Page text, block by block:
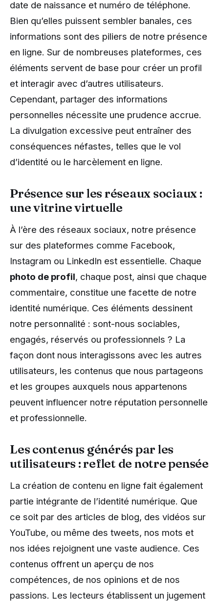
date de naissance et numéro de téléphone.
Bien qu’elles puissent sembler banales, ces
informations sont des piliers de notre présence
en ligne. Sur de nombreuses plateformes, ces
éléments servent de base pour créer un profil
et interagir avec d’autres utilisateurs.
Cependant, partager des informations
personnelles nécessite une prudence accrue.
La divulgation excessive peut entraîner des
conséquences néfastes, telles que le vol
d’identité ou le harcèlement en ligne.
Présence sur les réseaux sociaux :
une vitrine virtuelle
À l’ère des réseaux sociaux, notre présence
sur des plateformes comme Facebook,
Instagram ou LinkedIn est essentielle. Chaque
photo de profil, chaque post, ainsi que chaque
commentaire, constitue une facette de notre
identité numérique. Ces éléments dessinent
notre personnalité : sont-nous sociables,
engagés, réservés ou professionnels ? La
façon dont nous interagissons avec les autres
utilisateurs, les contenus que nous partageons
et les groupes auxquels nous appartenons
peuvent influencer notre réputation personnelle
et professionnelle.
Les contenus générés par les
utilisateurs : reflet de notre pensée
La création de contenu en ligne fait également
partie intégrante de l’identité numérique. Que
ce soit par des articles de blog, des vidéos sur
YouTube, ou même des tweets, nos mots et
nos idées rejoignent une vaste audience. Ces
contenus offrent un aperçu de nos
compétences, de nos opinions et de nos
passions. Les lecteurs établissent un jugement